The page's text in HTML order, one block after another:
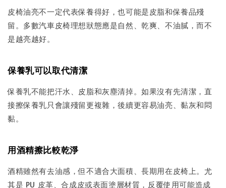
皮椅油亮不一定代表保養得好，也可能是皮脂和保養品殘
留。多數汽車皮椅理想狀態應是自然、乾爽、不油膩，而不
是越亮越好。
保養乳可以取代清潔
保養乳不能把汗水、皮脂和灰塵清掉。如果沒有先清潔，直
接擦保養乳只會讓殘留更複雜，後續更容易油亮、黏灰和悶
黏。
用酒精擦比較乾淨
酒精雖然有去油感，但不適合大面積、長期用在皮椅上。尤
其是 PU 皮革、合成皮或表面塗層材質，反覆使用可能造成